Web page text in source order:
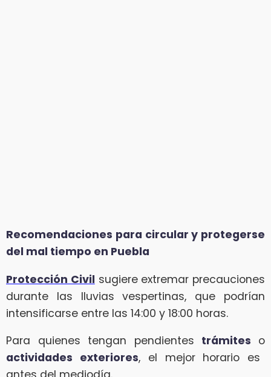
Recomendaciones para circular y protegerse
del mal tiempo en Puebla
Protección Civil sugiere extremar precauciones
durante las lluvias vespertinas, que podrían
intensificarse entre las 14:00 y 18:00 horas.
Para quienes tengan pendientes trámites o
actividades exteriores, el mejor horario es